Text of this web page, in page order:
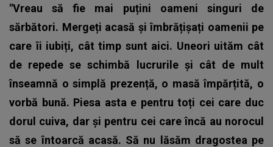
"Vreau să fie mai puțini oameni singuri de
sărbători. Mergeți acasă și îmbrățișați oamenii pe
care îi iubiți, cât timp sunt aici. Uneori uităm cât
de repede se schimbă lucrurile și cât de mult
înseamnă o simplă prezență, o masă împărțită, o
vorbă bună. Piesa asta e pentru toți cei care duc
dorul cuiva, dar și pentru cei care încă au norocul
să se întoarcă acasă. Să nu lăsăm dragostea pe